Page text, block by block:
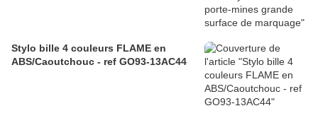
Stylo bille 4 couleurs FLAME en
ABS/Caoutchouc - ref GO93-13AC44